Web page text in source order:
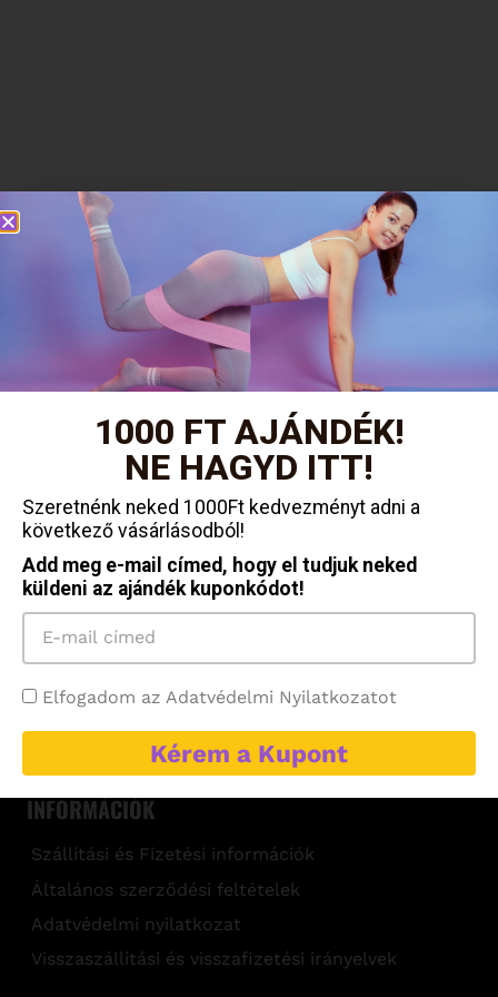
Power1
INFORMÁCIÓK
Szállítási és Fizetési információk
Általános szerződési feltételek
Adatvédelmi nyilatkozat
Visszaszállítási és visszafizetési irányelvek
1000 FT AJÁNDÉK!
NE HAGYD ITT!
Szeretnénk neked 1000Ft kedvezményt adni a
következő vásárlásodból!
Add meg e-mail címed, hogy el tudjuk neked
küldeni az ajándék kuponkódot!
Elfogadom az Adatvédelmi Nyilatkozatot
Kérem a Kupont